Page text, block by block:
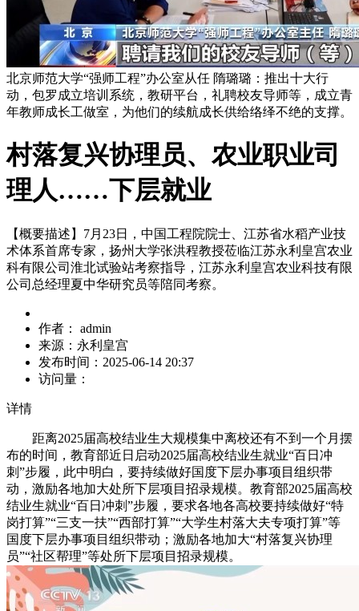
北京师范大学“强师工程”办公室从任 隋璐璐：推出十大行
动，包罗成立培训系统，教研平台，礼聘校友导师等，成立青
年教师成长工做室，为他们的续航成长供给络绎不绝的支撑。
村落复兴协理员、农业职业司
理人……下层就业
【概要描述】 7月23日，中国工程院院士、江苏省水稻产业技
术体系首席专家，扬州大学张洪程教授莅临江苏永利皇宫农业
科有限公司淮北试验站考察指导，江苏永利皇宫农业科技有限
公司总经理夏中华研究员等陪同考察。
作者：
admin
来源： 永利皇宫
发布时间： 2025-06-14 20:37
访问量：
详情
距离2025届高校结业生大规模集中离校还有不到一个月摆
布的时间，教育部近日启动2025届高校结业生就业“百日冲
刺”步履，此中明白，要持续做好国度下层办事项目组织带
动，激励各地加大处所下层项目招录规模。教育部2025届高校
结业生就业“百日冲刺”步履，要求各地各高校要持续做好“特
岗打算”“三支一扶”“西部打算”“大学生村落大夫专项打算”等
国度下层办事项目组织带动；激励各地加大“村落复兴协理
员”“社区帮理”等处所下层项目招录规模。